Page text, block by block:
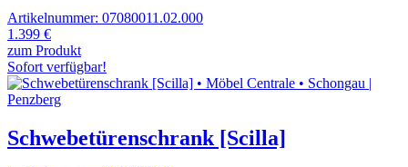
Artikelnummer: 07080011.02.000
1.399 €
zum Produkt
Sofort verfügbar!
Schwebetürenschrank [Scilla]